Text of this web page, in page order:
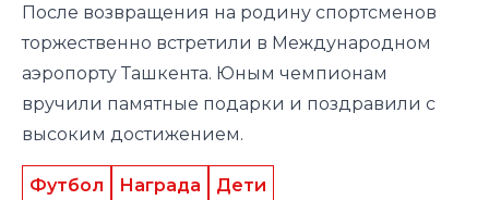
После возвращения на родину спортсменов
торжественно встретили в Международном
аэропорту Ташкента. Юным чемпионам
вручили памятные подарки и поздравили с
высоким достижением.
Футбол Награда Дети